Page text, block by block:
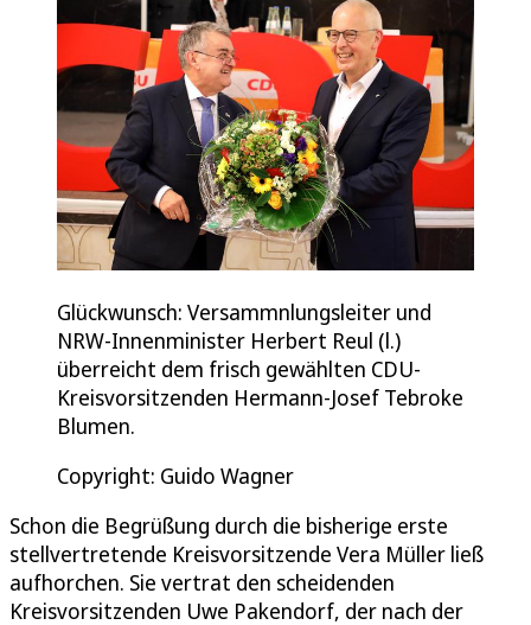
Glückwunsch: Versammnlungsleiter und
NRW-Innenminister Herbert Reul (l.)
überreicht dem frisch gewählten CDU-
Kreisvorsitzenden Hermann-Josef Tebroke
Blumen.
Copyright: Guido Wagner
Schon die Begrüßung durch die bisherige erste
stellvertretende Kreisvorsitzende Vera Müller ließ
aufhorchen. Sie vertrat den scheidenden
Kreisvorsitzenden Uwe Pakendorf, der nach der